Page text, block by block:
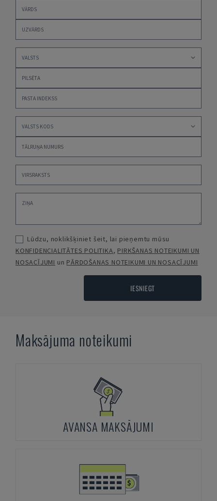
Lūdzu, noklikšķiniet šeit, lai pieņemtu mūsu
KONFIDENCIALITĀTES POLITIKA, PIRKŠANAS NOTEIKUMI UN
NOSACĪJUMI un PĀRDOŠANAS NOTEIKUMI UN NOSACĪJUMI
IESNIEGT
Maksājuma noteikumi
AVANSA MAKSĀJUMI